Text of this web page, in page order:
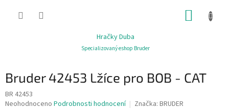
Hračky Duba
Specializovaný eshop Bruder
Bruder 42453 Lžíce pro BOB - CAT
BR 42453
Průměrné
Neohodnoceno Podrobnosti hodnocení Značka: BRUDER